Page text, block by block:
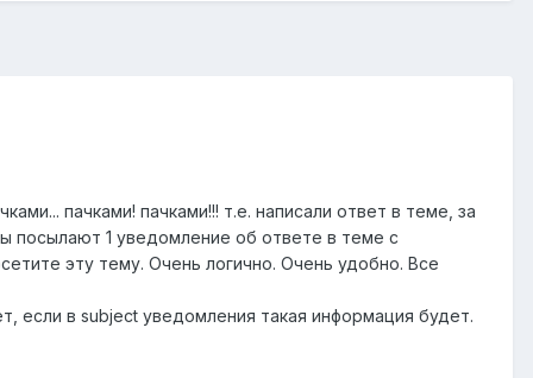
пачками! пачками!!! т.е. написали ответ в теме, за
1 уведомление об ответе в теме с
эту тему. Очень логично. Очень удобно. Все
если в subject уведомления такая информация будет.